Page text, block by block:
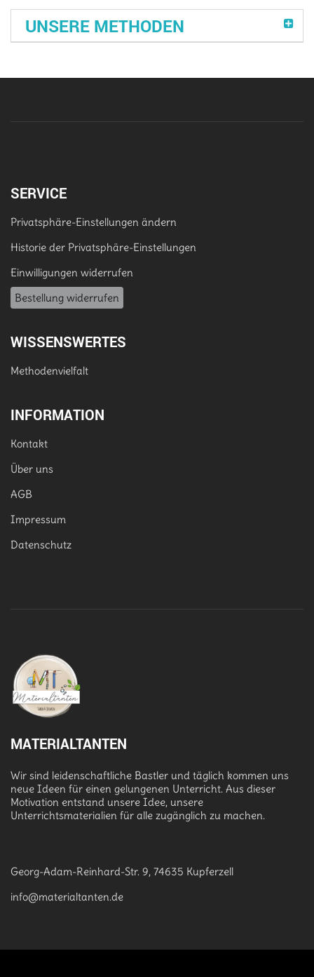
UNSERE METHODEN
SERVICE
Privatsphäre-Einstellungen ändern
Historie der Privatsphäre-Einstellungen
Einwilligungen widerrufen
Bestellung widerrufen
WISSENSWERTES
Methodenvielfalt
INFORMATION
Kontakt
Über uns
AGB
Impressum
Datenschutz
MATERIALTANTEN
Wir sind leidenschaftliche Bastler und täglich kommen uns
neue Ideen für einen gelungenen Unterricht. Aus dieser
Motivation entstand unsere Idee, unsere
Unterrichtsmaterialien für alle zugänglich zu machen.
Georg-Adam-Reinhard-Str. 9, 74635 Kupferzell
info@materialtanten.de